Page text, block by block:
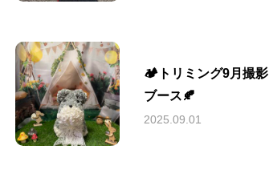
🏕️トリミング9月撮影
ブース🍂
2025.09.01